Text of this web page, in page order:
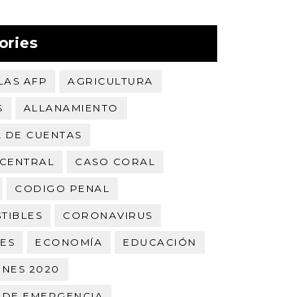
AFP AGRICULTURA
ALLANAMIENTO
DE CUENTAS
CASO CORAL
CODIGO PENAL
CORONAVIRUS
ECONOMÍA EDUCACIÓN
2020